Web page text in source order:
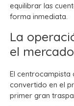
equilibrar las
forma inmediata.
La
el
El centrocampista
convertido en el
primer gran